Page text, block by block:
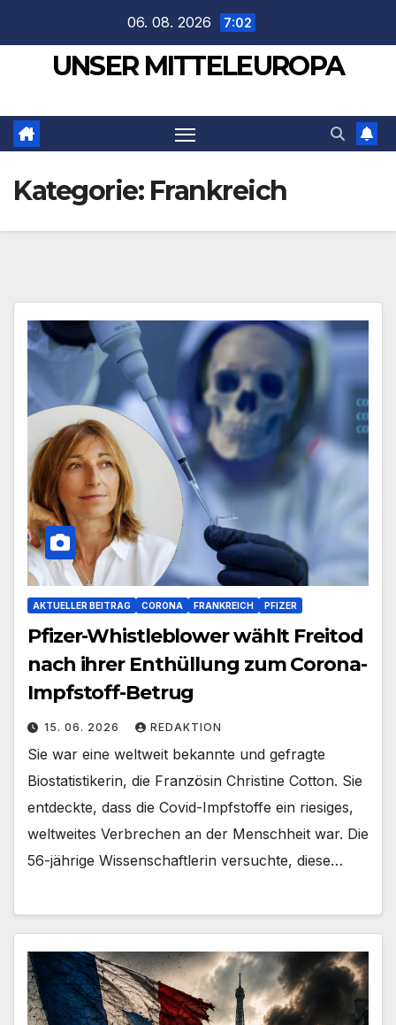
springen
06. 08. 2026 7:02
UNSER MITTELEUROPA
Kategorie: Frankreich
AKTUELLER BEITRAG CORONA FRANKREICH PFIZER
Pfizer-Whistleblower wählt Freitod
nach ihrer Enthüllung zum Corona-
Impfstoff-Betrug
15. 06. 2026 REDAKTION
Sie war eine weltweit bekannte und gefragte
Biostatistikerin, die Französin Christine Cotton. Sie
entdeckte, dass die Covid-Impfstoffe ein riesiges,
weltweites Verbrechen an der Menschheit war. Die
56-jährige Wissenschaftlerin versuchte, diese…